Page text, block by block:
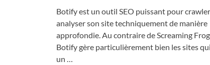
Botify est un outil SEO puissant pour
analyser son site techniquement de manière
approfondie. Au contraire de Screaming
Botify gère particulièrement bien les sites
un …